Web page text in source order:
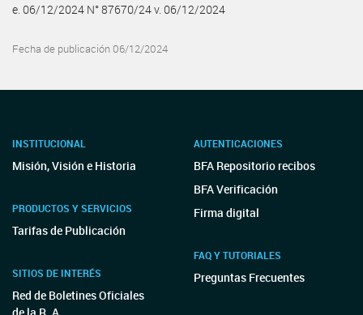
e. 06/12/2024 N° 87670/24 v. 06/12/2024
Fecha de publicación 06/12/2024
INSTITUCIONAL
Misión, Visión e Historia
PRODUCTOS Y SERVICIOS
Tarifas de Publicación
SITIOS DE INTERÉS
Red de Boletines Oficiales
AUTENTICACIONES
BFA Repositorio recibos
BFA Verificación
Firma digital
FAQ Y TUTORIALES
Preguntas Frecuentes